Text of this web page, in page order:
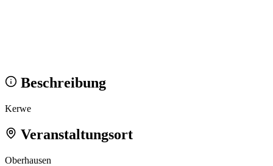
Beschreibung
Kerwe
Veranstaltungsort
Oberhausen